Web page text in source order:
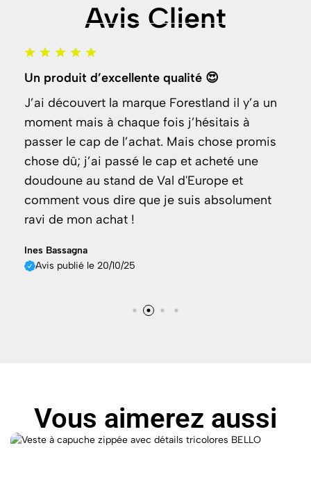
Avis Client
Un produit d’excellente qualité 😍
J’ai découvert la marque Forestland il y’a un
moment mais à chaque fois j’hésitais à
passer le cap de l’achat. Mais chose promis
chose dû; j’ai passé le cap et acheté une
doudoune au stand de Val d'Europe et
comment vous dire que je suis absolument
ravi de mon achat !
Ines Bassagna
Avis publié le 20/10/25
Vous aimerez aussi